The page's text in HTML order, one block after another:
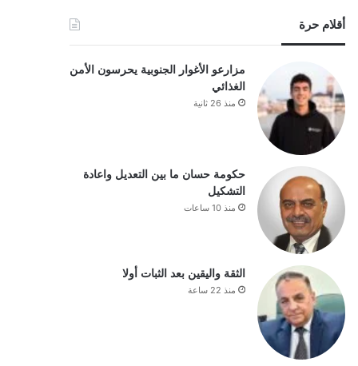
أقلام حرة
مزارعو الأغوار الجنوبية يحرسون الأمن
الغذائي
منذ 26 ثانية
حكومة حسان ما بين التعديل واعادة
التشكيل
منذ 10 ساعات
الثقة واليقين بعد الثبات أولا
منذ 22 ساعة